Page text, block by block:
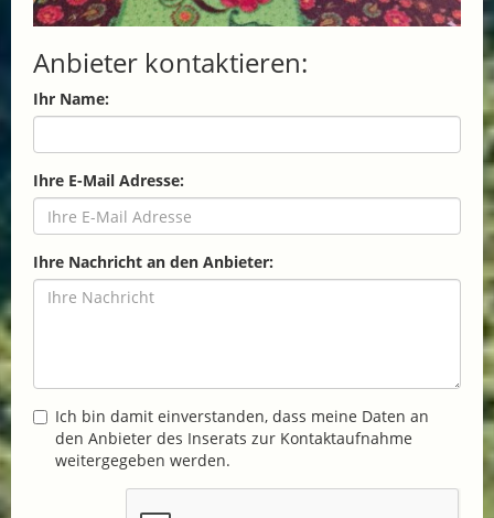
Anbieter kontaktieren:
Ihr Name:
Ihre E-Mail Adresse:
Ihre Nachricht an den Anbieter:
Ich bin damit einverstanden, dass meine Daten an
den Anbieter des Inserats zur Kontaktaufnahme
weitergegeben werden.